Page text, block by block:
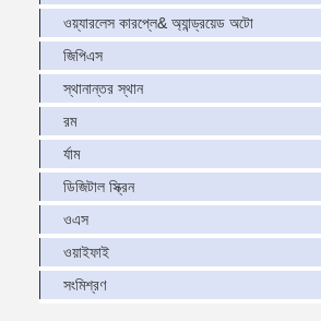
ওয়্যারলেস কারপ্লে& অ্যান্ড্রয়েড অটো
জিপিএস
স্থানান্তর স্থান
রম
র্যাম
ডিজিটাল স্ক্রিন
ওএস
ওয়াইফাই
সংমিশ্রণ